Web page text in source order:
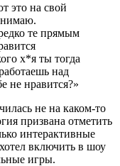
это на свой
те прямым
х*я ты тогда
над
не нравится?»
не на каком-то
призвана отметить
интерактивные
хотел включить в шоу
игры.